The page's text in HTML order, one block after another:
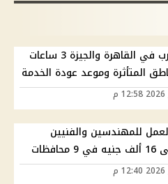
قطع مياه الشرب في القاهرة والجيزة 3 ساعات
المتأثرة وموعد عودة الخدمة
للمهندسين والفنيين